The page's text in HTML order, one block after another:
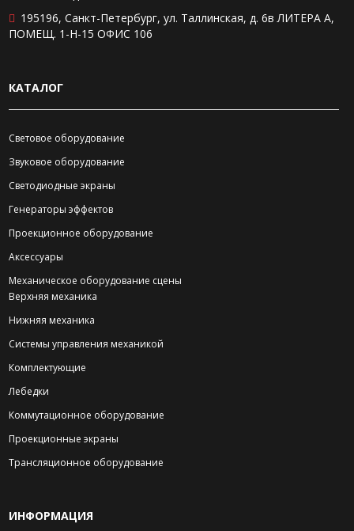
195196, Санкт-Петербург, ул. Таллинская, д. 6в ЛИТЕРА А,
ПОМЕЩ. 1-Н-15 ОФИС 106
КАТАЛОГ
Световое оборудование
Звуковое оборудование
Светодиодные экраны
Генераторы эффектов
Проекционное оборудование
Аксессуары
Механическое оборудование сцены
Верхняя механика
Нижняя механика
Системы управления механикой
Комплектующие
Лебедки
Коммутационное оборудование
Проекционные экраны
Трансляционное оборудование
ИНФОРМАЦИЯ